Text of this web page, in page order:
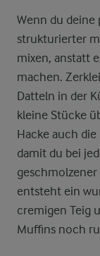
Wenn du
strukturierter
mixen, anstatt
machen.
Datteln in der
kleine Stücke
Hacke auch
damit du bei
geschmolzener
entsteht ein
cremigen Teig
Muffins noch